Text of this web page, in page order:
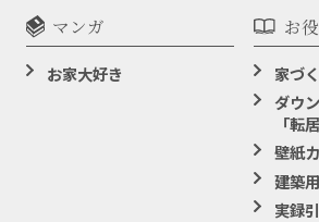
マンガ
お家大好き
お
家づ
ダウ
「転
壁紙
建築
実録